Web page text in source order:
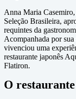
Anna Maria
Seleção Brasileira,
requintes da
Acompanhada por
vivenciou uma
restaurante japonês
Flatiron.
O